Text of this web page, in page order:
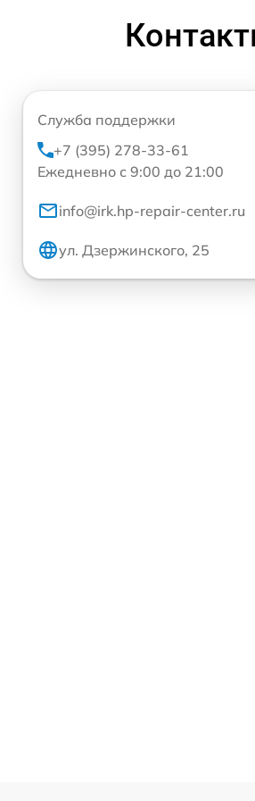
Служба поддержки
+7 (395) 278-33-61
Ежедневно с 9:00 до 21:00
info@irk.hp-repair-center.ru
ул. Дзержинского, 25